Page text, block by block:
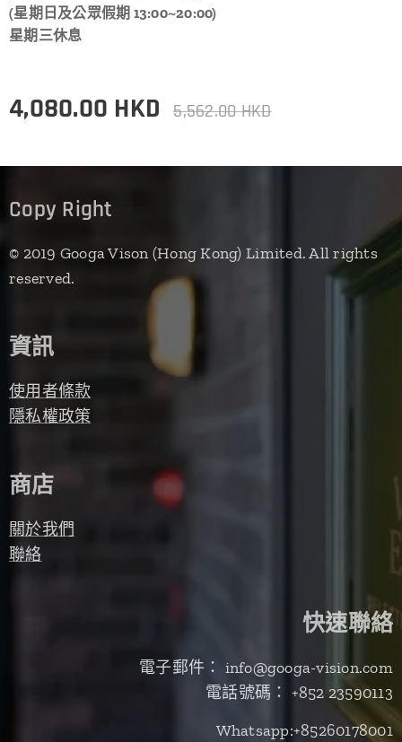
(星期日及公眾假期 13:00~20:00)
星期三休息
4,080.00 HKD 5,562.00HKD
Copy Right
© 2019 Googa Vison (Hong Kong) Limited. All rights
reserved.
資訊
使用者條款
隱私權政策
商店
關於我們
聯絡
快速聯絡
電子郵件： info@googa-vision.com
電話號碼： +852 23590113
Whatsapp:+85260178001